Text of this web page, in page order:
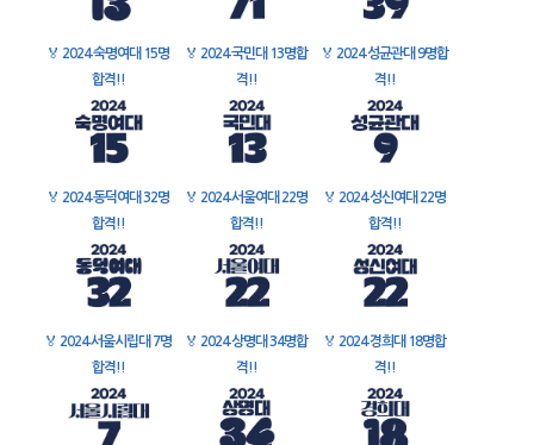
🏅 2024 숙명여대 15명
합격!!
🏅 2024 국민대 13명합
격!!
🏅 2024 성균관대 9명합
격!!
🏅 2024 동덕여대 32명
합격!!
🏅 2024 서울여대 22명
합격!!
🏅 2024 성신여대 22명
합격!!
🏅 2024 서울시립대 7명
합격!!
🏅 2024 상명대 34명합
격!!
🏅 2024 경희대 18명합
격!!